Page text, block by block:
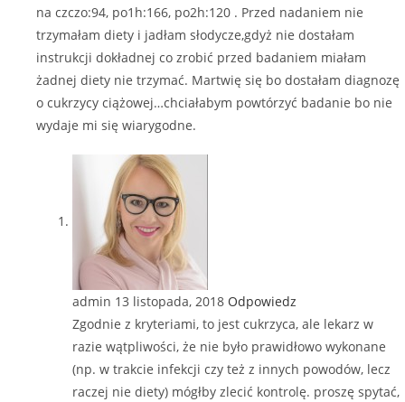
na czczo:94, po1h:166, po2h:120 . Przed nadaniem nie
trzymałam diety i jadłam słodycze,gdyż nie dostałam
instrukcji dokładnej co zrobić przed badaniem miałam
żadnej diety nie trzymać. Martwię się bo dostałam diagnozę
o cukrzycy ciążowej…chciałabym powtórzyć badanie bo nie
wydaje mi się wiarygodne.
admin 13 listopada, 2018 Odpowiedz
Zgodnie z kryteriami, to jest cukrzyca, ale lekarz w
razie wątpliwości, że nie było prawidłowo wykonane
(np. w trakcie infekcji czy też z innych powodów, lecz
raczej nie diety) mógłby zlecić kontrolę. proszę spytać,